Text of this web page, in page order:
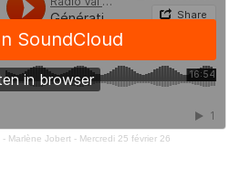
Marlène Jobert - Mercredi 25 février 26